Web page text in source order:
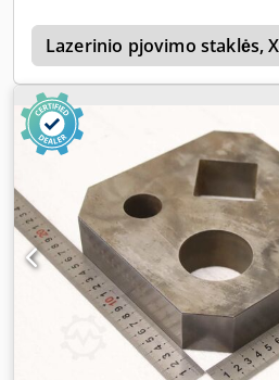
Lazerinio pjovimo staklės,